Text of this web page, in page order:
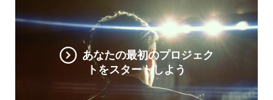
あなたの最初のプロジェク
トをスタートしよう